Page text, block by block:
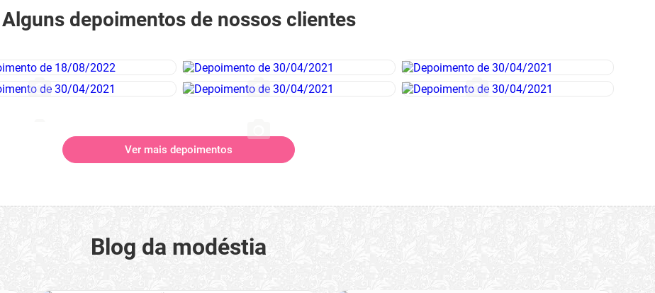
Alguns depoimentos de nossos clientes
Ver mais depoimentos
Blog da modéstia